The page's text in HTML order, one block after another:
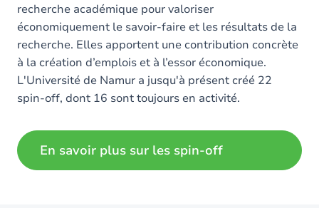
recherche académique pour valoriser
économiquement le savoir-faire et les résultats de la
recherche. Elles apportent une contribution concrète
à la création d’emplois et à l’essor économique.
L'Université de Namur a jusqu'à présent créé 22
spin-off, dont 16 sont toujours en activité.
En savoir plus sur les spin-off